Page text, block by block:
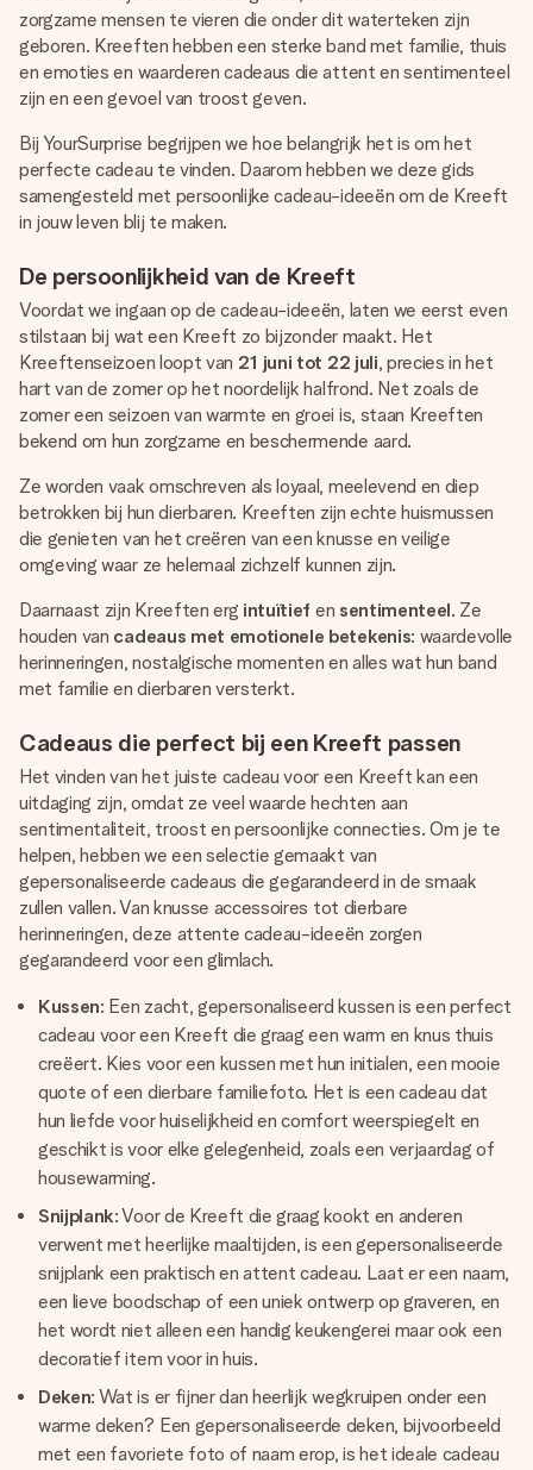
jullie foto of een boodschap die raakt. Zonder gedoe, maar
met alle aandacht voor het moment.
zorgzame mensen te vieren die onder dit waterteken zijn
geboren. Kreeften hebben een sterke band met familie, thuis
en emoties en waarderen cadeaus die attent en sentimenteel
zijn en een gevoel van troost geven.
Bij YourSurprise begrijpen we hoe belangrijk het is om het
perfecte cadeau te vinden. Daarom hebben we deze gids
samengesteld met persoonlijke cadeau-ideeën om de Kreeft
in jouw leven blij te maken.
De persoonlijkheid van de Kreeft
Voordat we ingaan op de cadeau-ideeën, laten we eerst even
stilstaan bij wat een Kreeft zo bijzonder maakt. Het
Kreeftenseizoen loopt van 21 juni tot 22 juli, precies in het
hart van de zomer op het noordelijk halfrond. Net zoals de
zomer een seizoen van warmte en groei is, staan Kreeften
bekend om hun zorgzame en beschermende aard.
Ze worden vaak omschreven als loyaal, meelevend en diep
betrokken bij hun dierbaren. Kreeften zijn echte huismussen
die genieten van het creëren van een knusse en veilige
omgeving waar ze helemaal zichzelf kunnen zijn.
Daarnaast zijn Kreeften erg intuïtief en sentimenteel. Ze
houden van cadeaus met emotionele betekenis: waardevolle
herinneringen, nostalgische momenten en alles wat hun band
met familie en dierbaren versterkt.
Cadeaus die perfect bij een Kreeft passen
Het vinden van het juiste cadeau voor een Kreeft kan een
uitdaging zijn, omdat ze veel waarde hechten aan
sentimentaliteit, troost en persoonlijke connecties. Om je te
helpen, hebben we een selectie gemaakt van
gepersonaliseerde cadeaus die gegarandeerd in de smaak
zullen vallen. Van knusse accessoires tot dierbare
herinneringen, deze attente cadeau-ideeën zorgen
gegarandeerd voor een glimlach.
Kussen: Een zacht, gepersonaliseerd kussen is een perfect
cadeau voor een Kreeft die graag een warm en knus thuis
creëert. Kies voor een kussen met hun initialen, een mooie
quote of een dierbare familiefoto. Het is een cadeau dat
hun liefde voor huiselijkheid en comfort weerspiegelt en
geschikt is voor elke gelegenheid, zoals een verjaardag of
housewarming.
Snijplank: Voor de Kreeft die graag kookt en anderen
verwent met heerlijke maaltijden, is een gepersonaliseerde
snijplank een praktisch en attent cadeau. Laat er een naam,
een lieve boodschap of een uniek ontwerp op graveren, en
het wordt niet alleen een handig keukengerei maar ook een
decoratief item voor in huis.
Deken: Wat is er fijner dan heerlijk wegkruipen onder een
warme deken? Een gepersonaliseerde deken, bijvoorbeeld
met een favoriete foto of naam erop, is het ideale cadeau